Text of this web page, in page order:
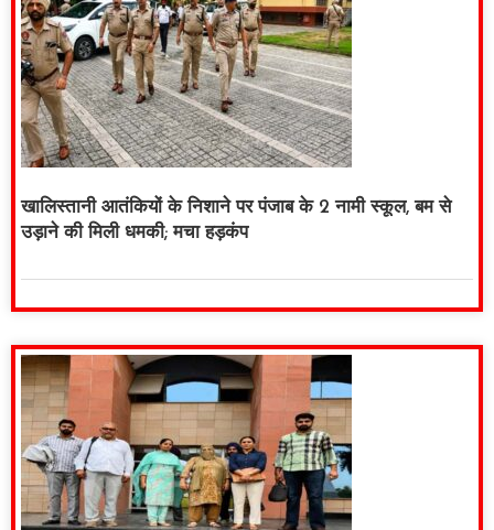
खालिस्तानी आतंकियों के निशाने पर पंजाब के 2 नामी स्कूल, बम से
उड़ाने की मिली धमकी; मचा हड़कंप